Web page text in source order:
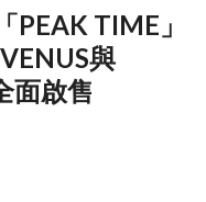
PEAK TIME」
與
面啟售